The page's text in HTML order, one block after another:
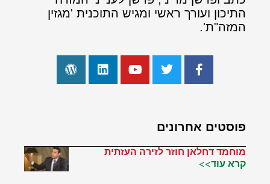
התיכון ועורך ראשי ומגיש התוכנית 'מגזין
המזה"ת'.
פוסטים אחרונים
מוחמד דחלאן חוזר לזירה העזתית
קרא עוד>>